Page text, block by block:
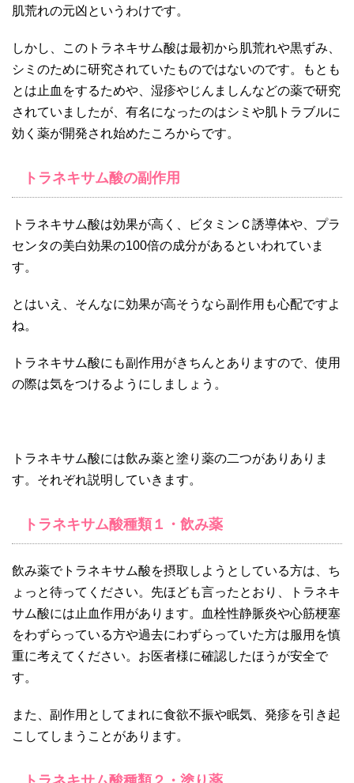
肌荒れの元凶というわけです。
しかし、このトラネキサム酸は最初から肌荒れや黒ずみ、
シミのために研究されていたものではないのです。もとも
とは止血をするためや、湿疹やじんましんなどの薬で研究
されていましたが、有名になったのはシミや肌トラブルに
効く薬が開発され始めたころからです。
トラネキサム酸の副作用
トラネキサム酸は効果が高く、ビタミンＣ誘導体や、プラ
センタの美白効果の100倍の成分があるといわれていま
す。
とはいえ、そんなに効果が高そうなら副作用も心配ですよ
ね。
トラネキサム酸にも副作用がきちんとありますので、使用
の際は気をつけるようにしましょう。
トラネキサム酸には飲み薬と塗り薬の二つがありありま
す。それぞれ説明していきます。
トラネキサム酸種類１・飲み薬
飲み薬でトラネキサム酸を摂取しようとしている方は、ち
ょっと待ってください。先ほども言ったとおり、トラネキ
サム酸には止血作用があります。血栓性静脈炎や心筋梗塞
をわずらっている方や過去にわずらっていた方は服用を慎
重に考えてください。お医者様に確認したほうが安全で
す。
また、副作用としてまれに食欲不振や眠気、発疹を引き起
こしてしまうことがあります。